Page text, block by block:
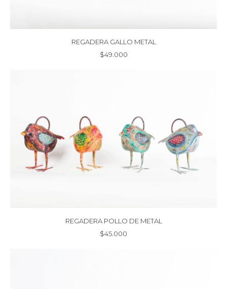
REGADERA GALLO METAL
$49.000
REGADERA POLLO DE METAL
$45.000